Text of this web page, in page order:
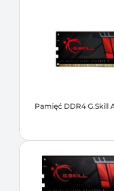
Pamięć DDR4 G.Skill